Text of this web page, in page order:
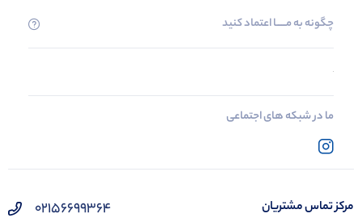
چگونه به مــــــا اعتماد کنید
ما در شبکه های اجتماعی
مرکز تماس مشتریان 02156699364